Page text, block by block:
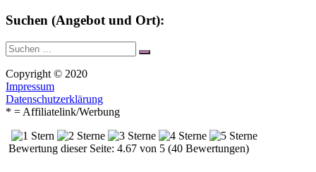
Suchen (Angebot und Ort):
Suche
nach:
Suchen
Copyright © 2020
Impressum
Datenschutzerklärung
* = Affiliatelink/Werbung
Bewertung dieser Seite: 4.67 von 5 (40 Bewertungen)